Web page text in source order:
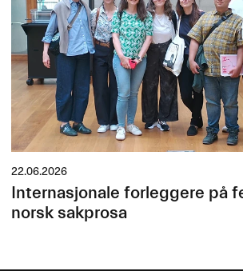
22.06.2026
Internasjonale forleggere på
norsk sakprosa